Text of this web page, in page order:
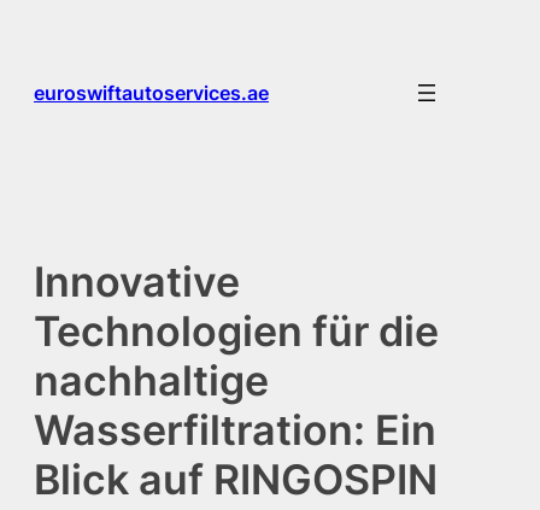
euroswiftautoservices.ae
Innovative
Technologien für die
nachhaltige
Wasserfiltration: Ein
Blick auf RINGOSPIN